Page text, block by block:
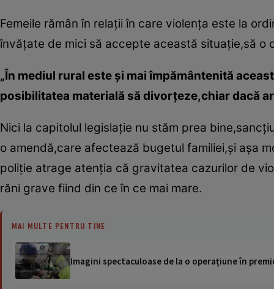
Femeile rămân în relaţii în care violenţa este la
învăţate de mici să accepte această situaţie,să o
„În mediul rural este şi mai împământenită
posibilitatea materială să divorţeze,chiar dacă ar
Nici la capitolul legislaţie nu stăm prea
o amendă,care afectează bugetul familiei,şi aşa
poliţie atrage atenţia că gravitatea cazurilor de
răni grave fiind din ce în ce mai mare.
MAI MULTE PENTRU TINE
Imagini spectaculoase de la o operațiune în